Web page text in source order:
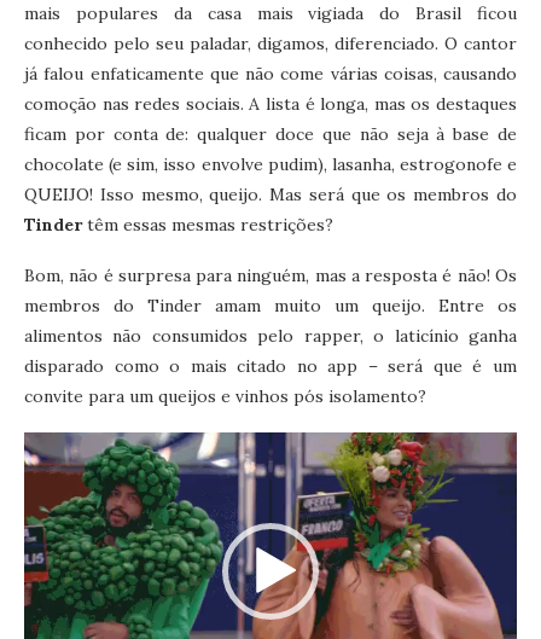
mais populares da casa mais vigiada do Brasil ficou
conhecido pelo seu paladar, digamos, diferenciado. O cantor
já falou enfaticamente que não come várias coisas, causando
comoção nas redes sociais. A lista é longa, mas os destaques
ficam por conta de: qualquer doce que não seja à base de
chocolate (e sim, isso envolve pudim), lasanha, estrogonofe e
QUEIJO! Isso mesmo, queijo. Mas será que os membros do
Tindertêm essas mesmas restrições?
Bom, não é surpresa para ninguém, mas a resposta é não! Os
membros do Tinder amam muito um queijo. Entre os
alimentos não consumidos pelo rapper, o laticínio ganha
disparado como o mais citado no app – será que é um
convite para um queijos e vinhos pós isolamento?
Tocador
vídeo